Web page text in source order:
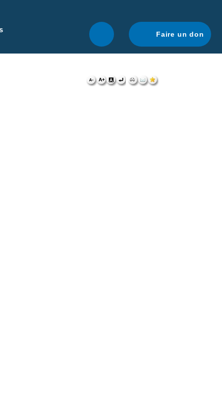
navigation optimale.
Faire un don